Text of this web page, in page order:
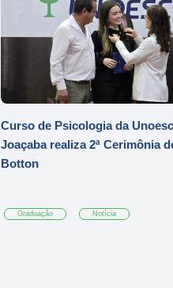
Curso de Psicologia da Unoesc
Joaçaba realiza 2ª Cerimônia
Botton
Graduação Notícia